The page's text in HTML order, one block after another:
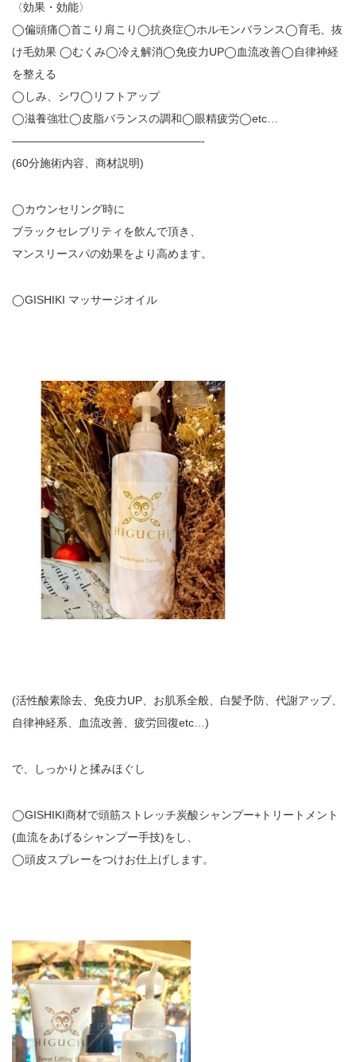
〈効果・効能〉
◯偏頭痛◯首こり肩こり◯抗炎症◯ホルモンバランス◯育毛、抜
け毛効果 ◯むくみ◯冷え解消◯免疫力UP◯血流改善◯自律神経
を整える
◯しみ、シワ◯リフトアップ
◯滋養強壮◯皮脂バランスの調和◯眼精疲労◯etc…
—————————————————-
(60分施術内容、商材説明)
◯カウンセリング時に
ブラックセレブリティを飲んで頂き、
マンスリースパの効果をより高めます。
◯GISHIKI マッサージオイル
(活性酸素除去、免疫力UP、お肌系全般、白髪予防、代謝アップ、
自律神経系、血流改善、疲労回復etc…)
で、しっかりと揉みほぐし
◯GISHIKI商材で頭筋ストレッチ炭酸シャンプー+トリートメント
(血流をあげるシャンプー手技)をし、
◯頭皮スプレーをつけお仕上げします。